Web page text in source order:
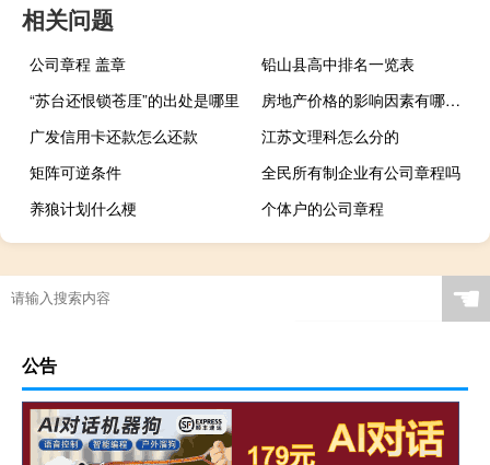
相关问题
公司章程 盖章
铅山县高中排名一览表
“苏台还恨锁苍厓”的出处是哪里
房地产价格的影响因素有哪些（单层工业厂房剖面设计的影响因素有哪些）
广发信用卡还款怎么还款
江苏文理科怎么分的
矩阵可逆条件
全民所有制企业有公司章程吗
养狼计划什么梗
个体户的公司章程
☚
公告